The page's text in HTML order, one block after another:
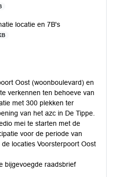
locatie en 7B's
Oost (woonboulevard) en
verkennen ten behoeve van
met 300 plekken ter
van het azc in De Tippe.
mei te starten met de
voor de periode van
locaties Voorsterpoort Oost
bijgevoegde raadsbrief